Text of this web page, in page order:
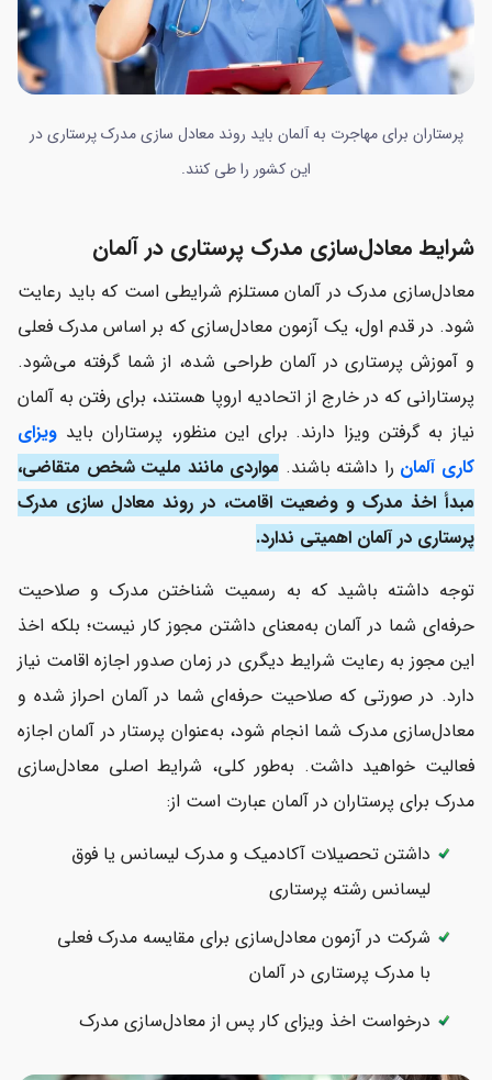
پرستاران برای مهاجرت به آلمان باید روند معادل سازی مدرک پرستاری در
این کشور را طی کنند.
شرایط معادل‌سازی مدرک پرستاری در آلمان
معادل‌سازی مدرک در آلمان مستلزم شرایطی است که باید رعایت
شود. در قدم اول، یک آزمون معادل‌سازی که بر اساس مدرک فعلی
و آموزش پرستاری در آلمان طراحی شده، از شما گرفته می‌شود.
پرستارانی که در خارج از اتحادیه اروپا هستند، برای رفتن به آلمان
نیاز به گرفتن ویزا دارند. برای این منظور، پرستاران باید ویزای
کاری آلمان را داشته باشند. مواردی مانند ملیت شخص متقاضی،
مبدأ اخذ مدرک و وضعیت اقامت، در روند معادل سازی مدرک
پرستاری در آلمان اهمیتی ندارد.
توجه داشته باشید که به رسمیت شناختن مدرک و صلاحیت
حرفه‌ای شما در آلمان به‌معنای داشتن مجوز کار نیست؛ بلکه اخذ
این مجوز به رعایت شرایط دیگری در زمان صدور اجازه اقامت نیاز
دارد. در صورتی که صلاحیت حرفه‌ای شما در آلمان احراز شده و
معادل‌سازی مدرک شما انجام شود، به‌عنوان پرستار در آلمان اجازه
فعالیت خواهید داشت. به‌طور کلی، شرایط اصلی معادل‌سازی
مدرک برای پرستاران در آلمان عبارت است از:
داشتن تحصیلات آکادمیک و مدرک لیسانس یا فوق
لیسانس رشته پرستاری
شرکت در آزمون معادل‌سازی برای مقایسه مدرک فعلی
با مدرک پرستاری در آلمان
درخواست اخذ ویزای کار پس از معادل‌سازی مدرک